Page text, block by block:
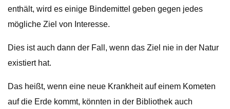
enthält, wird es einige Bindemittel geben gegen jedes
mögliche Ziel von Interesse.
Dies ist auch dann der Fall, wenn das Ziel nie in der Natur
existiert hat.
Das heißt, wenn eine neue Krankheit auf einem Kometen
auf die Erde kommt, könnten in der Bibliothek auch